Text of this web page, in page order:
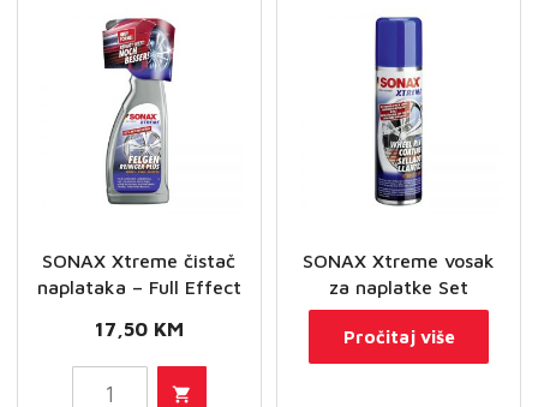
SONAX Xtreme čistač
naplataka – Full Effect
17,50 KM
SONAX
SONAX Xtreme vosak
za naplatke Set
Pročitaj više